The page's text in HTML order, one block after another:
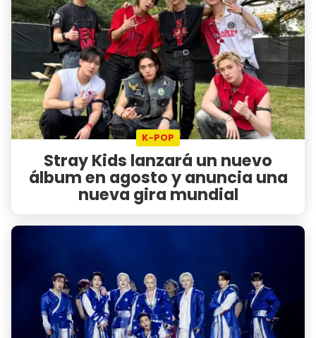
K-POP
Stray Kids lanzará un nuevo
álbum en agosto y anuncia una
nueva gira mundial